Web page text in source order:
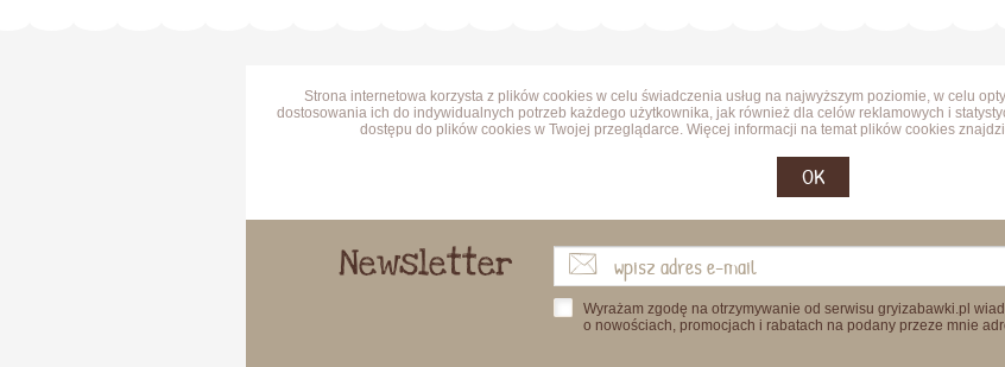
Strona internetowa korzysta z plików cookies w celu świadczenia usług na najwyższym poziomie, w celu
dostosowania ich do indywidualnych potrzeb każdego użytkownika, jak również dla celów reklamowych i
dostępu do plików cookies w Twojej przeglądarce. Więcej informacji na temat plików cookies
OK
Newsletter
Wyrażam zgodę na otrzymywanie od serwisu gryizabawki.pl
o nowościach, promocjach i rabatach na podany przeze mnie